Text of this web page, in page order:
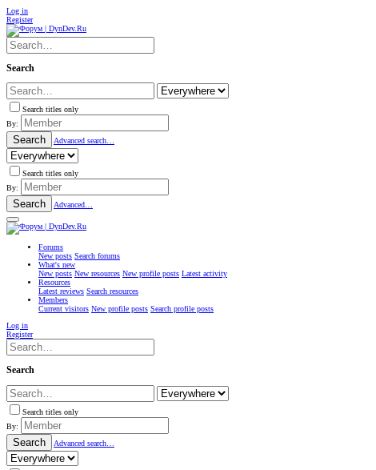
Log in
Register
Search
Search titles only
By:
Search Advanced search…
Search titles only
By:
Search Advanced…
Forums
New posts Search forums
What's new
New posts New resources New profile posts Latest activity
Resources
Latest reviews Search resources
Members
Current visitors New profile posts Search profile posts
Log in
Register
Search
Search titles only
By:
Search Advanced search…